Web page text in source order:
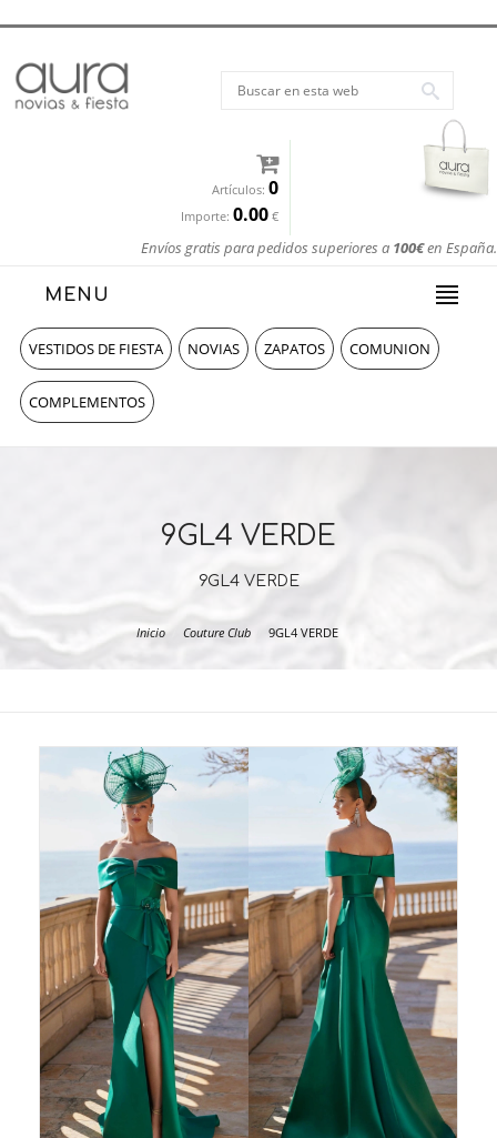
Artículos: 0
Importe: 0.00 €
Envíos gratis para pedidos superiores a 100€en España.
MENU
VESTIDOS DE FIESTA NOVIAS ZAPATOS COMUNION
COMPLEMENTOS
9GL4 VERDE
9GL4 VERDE
Inicio Couture Club 9GL4 VERDE